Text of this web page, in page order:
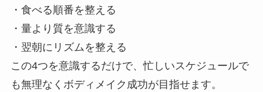
・食べる順番を整える
・量より質を意識する
・翌朝にリズムを整える
この4つを意識するだけで、忙しいスケジュールで
も無理なくボディメイク成功が目指せます。